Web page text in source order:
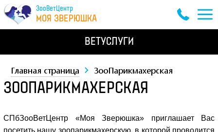
ЗооВетЦентр
МОЯ ЗВЕРЮШКА
ВЕТУСЛУГИ
Главная страница ЗооПарикмахерская
ЗООПАРИКМАХЕРСКАЯ
СПбЗооВетЦентр «Моя Зверюшка» приглашает Вас
посетить нашу зоопарикмахерскую, в которой проводится